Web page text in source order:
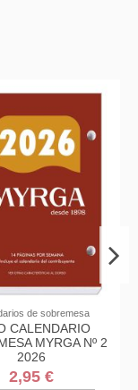
Nº 2
Agendas
Dietario
por día 2/